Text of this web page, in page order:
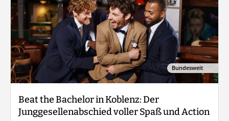
Bundesweit
Beat the Bachelor in Koblenz: Der
Junggesellenabschied voller Spaß und Action